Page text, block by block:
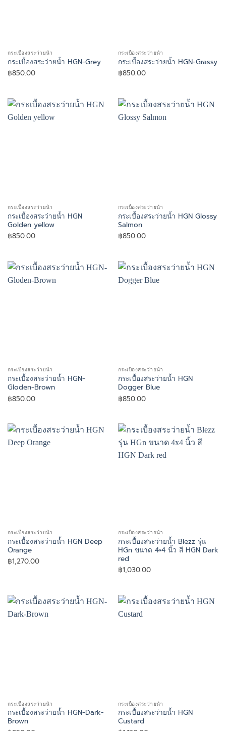
กระเบื้องสระว่ายน้ำ
กระเบื้องสระว่ายน้ำ HGN-Grey
฿850.00
กระเบื้องสระว่ายน้ำ
กระเบื้องสระว่ายน้ำ HGN-Grassy
฿850.00
กระเบื้องสระว่ายน้ำ
กระเบื้องสระว่ายน้ำ HGN
Golden yellow
฿850.00
กระเบื้องสระว่ายน้ำ
กระเบื้องสระว่ายน้ำ HGN Glossy
Salmon
฿850.00
กระเบื้องสระว่ายน้ำ
กระเบื้องสระว่ายน้ำ HGN-
Gloden-Brown
฿850.00
กระเบื้องสระว่ายน้ำ
กระเบื้องสระว่ายน้ำ HGN
Dogger Blue
฿850.00
กระเบื้องสระว่ายน้ำ
กระเบื้องสระว่ายน้ำ HGN Deep
Orange
฿1,270.00
กระเบื้องสระว่ายน้ำ
กระเบื้องสระว่ายน้ำ Blezz รุ่น
HGn ขนาด 4×4 นิ้ว สี HGN Dark
red
฿1,030.00
กระเบื้องสระว่ายน้ำ
กระเบื้องสระว่ายน้ำ HGN-Dark-
Brown
กระเบื้องสระว่ายน้ำ
กระเบื้องสระว่ายน้ำ HGN
Custard